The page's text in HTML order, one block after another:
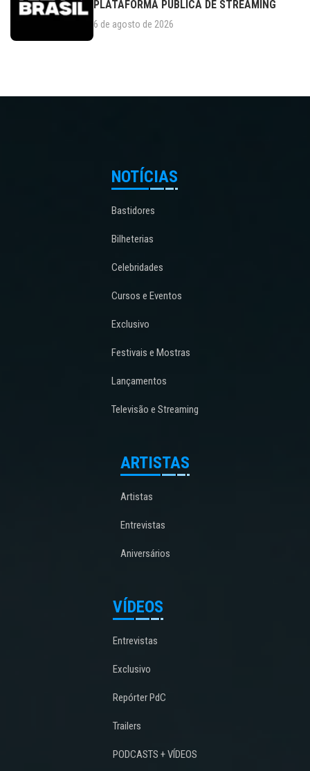
PLATAFORMA PÚBLICA DE STREAMING
6 de agosto de 2026
NOTÍCIAS
Bastidores
Bilheterias
Celebridades
Cursos e Eventos
Exclusivo
Festivais e Mostras
Lançamentos
Televisão e Streaming
ARTISTAS
Artistas
Entrevistas
Aniversários
VÍDEOS
Entrevistas
Exclusivo
Repórter PdC
Trailers
PODCASTS + VÍDEOS